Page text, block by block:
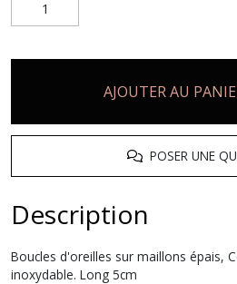
AJOUTER AU
POSER UNE
Description
Boucles d'oreilles sur maillons épais,
inoxydable. Long 5cm